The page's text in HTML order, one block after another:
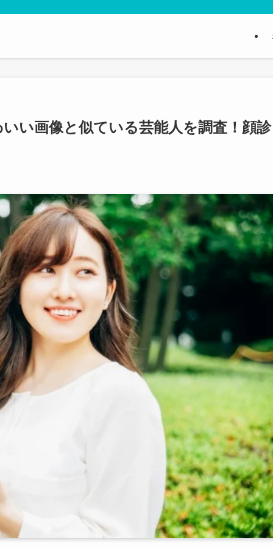
い画像と似ている芸能人を調査！顔診